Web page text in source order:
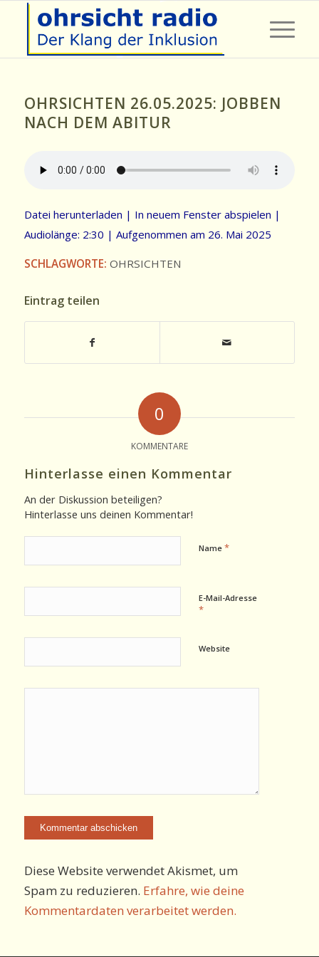
OHRSICHTEN 26.05.2025: JOBBEN
NACH DEM ABITUR
Datei herunterladen | In neuem Fenster abspielen |
Audiolänge: 2:30 | Aufgenommen am 26. Mai 2025
SCHLAGWORTE: OHRSICHTEN
Eintrag teilen
0
KOMMENTARE
Hinterlasse einen Kommentar
An der Diskussion beteiligen?
Hinterlasse uns deinen Kommentar!
Name *
E-Mail-Adresse
*
Website
Diese Website verwendet Akismet, um
Spam zu reduzieren. Erfahre, wie deine
Kommentardaten verarbeitet werden.